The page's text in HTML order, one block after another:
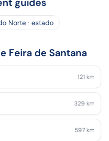
Norte · estado
Feira de Santana
121 km
329 km
597 km